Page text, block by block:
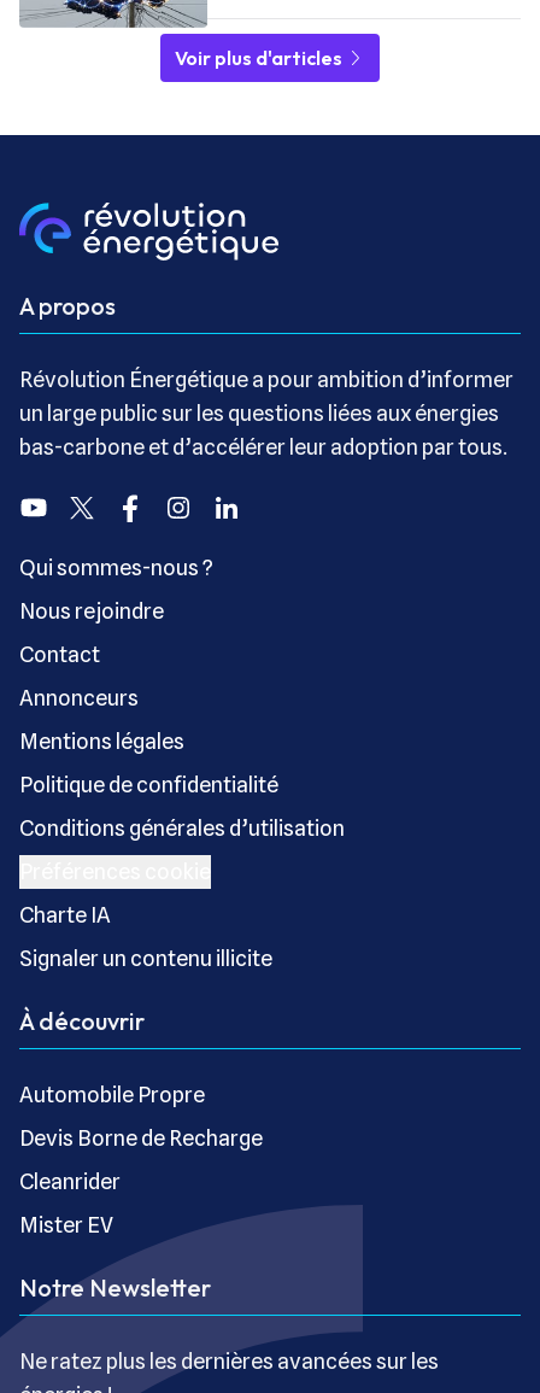
Voir plus d'articles
A propos
Révolution Énergétique a pour ambition d’informer
un large public sur les questions liées aux énergies
bas-carbone et d’accélérer leur adoption par tous.
YoutubeTwitter FacebookInstagramLinkedin
Qui sommes-nous ?
Nous rejoindre
Contact
Annonceurs
Mentions légales
Politique de confidentialité
Conditions générales d’utilisation
Charte IA
Signaler un contenu illicite
À découvrir
Automobile Propre
Devis Borne de Recharge
Cleanrider
Mister EV
Notre Newsletter
Ne ratez plus les dernières avancées sur les